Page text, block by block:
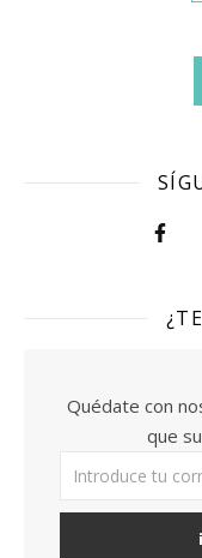
Quédate con
que